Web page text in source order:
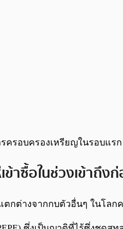
รอบครองเหรียญในรอบแรก
าซื้อในช่วงเข้าถึง
แตกต่างจากกบตัวอื่นๆ ในโ